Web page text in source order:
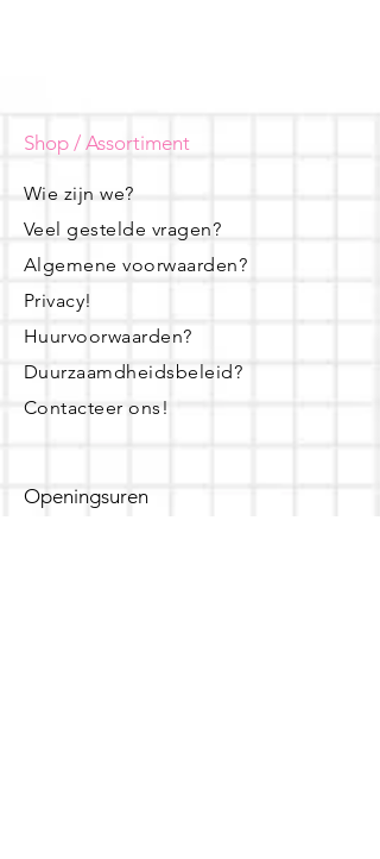
Shop / Assortiment
Wie zijn we?
Veel gestelde vragen?
Algemene voorwaarden?
Privacy!
Huurvoorwaarden?
Duurzaamdheidsbeleid?
Contacteer ons!
Openingsuren